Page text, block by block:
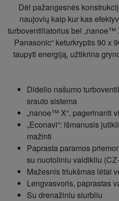
Dėl pažangesnės
naujovių kaip kur kas
turboventiliatorius bei „nanoe™
Panasonic“ keturkryptis 90 x
taupyti energiją, užtikrina
Didelio našumo
srauto sistema
„nanoe™ X“, pagerinanti
„Econavi“: išmanusis
mažinti
Paprasta paramos
su nuotoliniu valdikliu
Mažesnis triukšmas lėtai
Lengvasvoris, paprastas
Su drenažiniu siurbliu